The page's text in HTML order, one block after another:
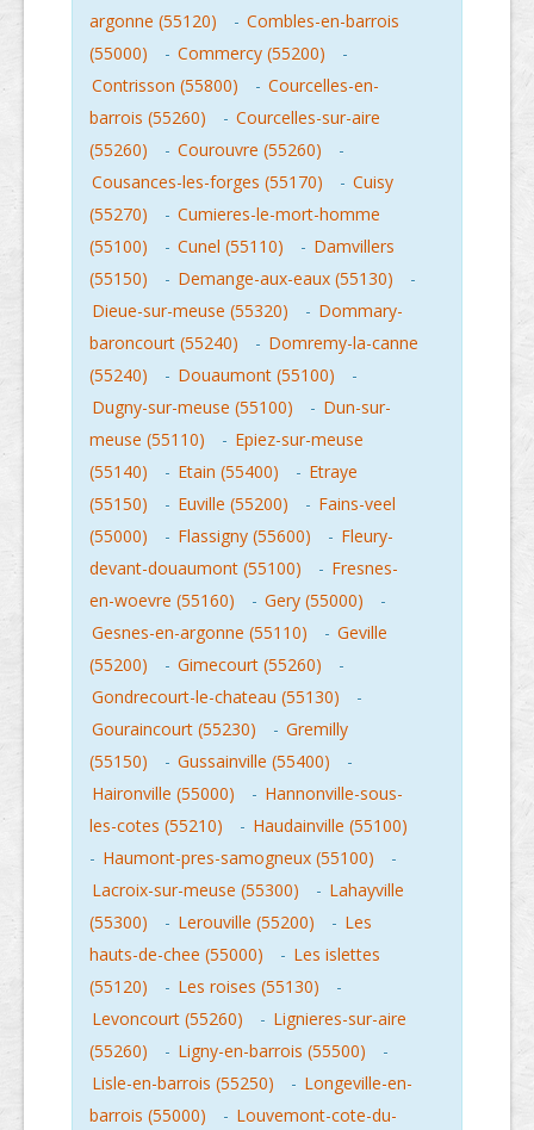
argonne (55120)
- Combles-en-barrois
(55000)
- Commercy (55200)
-
Contrisson (55800)
- Courcelles-en-
barrois (55260)
- Courcelles-sur-aire
(55260)
- Courouvre (55260)
-
Cousances-les-forges (55170)
- Cuisy
(55270)
- Cumieres-le-mort-homme
(55100)
- Cunel (55110) - Damvillers
(55150)
- Demange-aux-eaux (55130)
-
Dieue-sur-meuse (55320)
- Dommary-
baroncourt (55240)
- Domremy-la-canne
(55240)
- Douaumont (55100)
-
Dugny-sur-meuse (55100)
- Dun-sur-
meuse (55110)
- Epiez-sur-meuse
(55140)
- Etain (55400) - Etraye
(55150)
- Euville (55200) - Fains-veel
(55000)
- Flassigny (55600) - Fleury-
devant-douaumont (55100)
- Fresnes-
en-woevre (55160)
- Gery (55000)
-
Gesnes-en-argonne (55110)
- Geville
(55200)
- Gimecourt (55260)
-
Gondrecourt-le-chateau (55130)
-
Gouraincourt (55230)
- Gremilly
(55150)
- Gussainville (55400)
-
Haironville (55000)
- Hannonville-sous-
les-cotes (55210)
- Haudainville (55100)
- Haumont-pres-samogneux (55100)
-
Lacroix-sur-meuse (55300)
- Lahayville
(55300)
- Lerouville (55200) - Les
hauts-de-chee (55000)
- Les islettes
(55120)
- Les roises (55130)
-
Levoncourt (55260)
- Lignieres-sur-aire
(55260)
- Ligny-en-barrois (55500)
-
Lisle-en-barrois (55250)
- Longeville-en-
barrois (55000)
- Louvemont-cote-du-